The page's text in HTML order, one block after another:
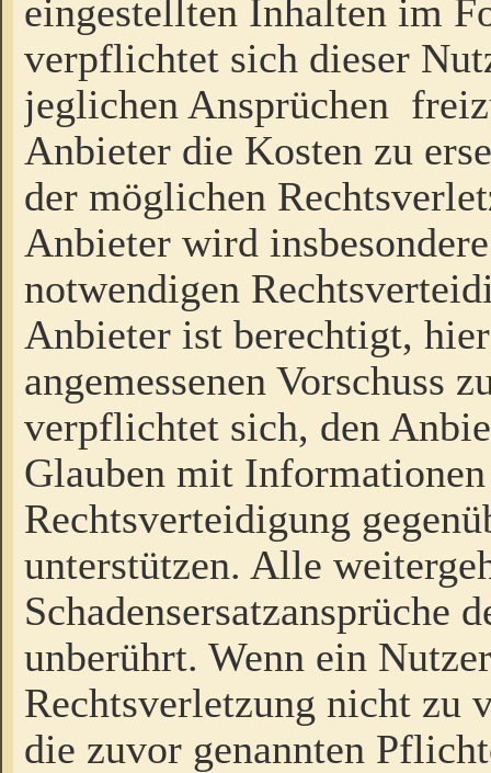
eingestellten Inhalten im
verpflichtet sich dieser
jeglichen Ansprüchen
Anbieter die Kosten zu
der möglichen
Anbieter wird
notwendigen
Anbieter ist berechtigt,
angemessenen Vorschuss
verpflichtet sich, den
Glauben mit
Rechtsverteidigung
unterstützen. Alle
Schadensersatzansprüche
unberührt. Wenn ein
Rechtsverletzung nicht zu
die zuvor genannten